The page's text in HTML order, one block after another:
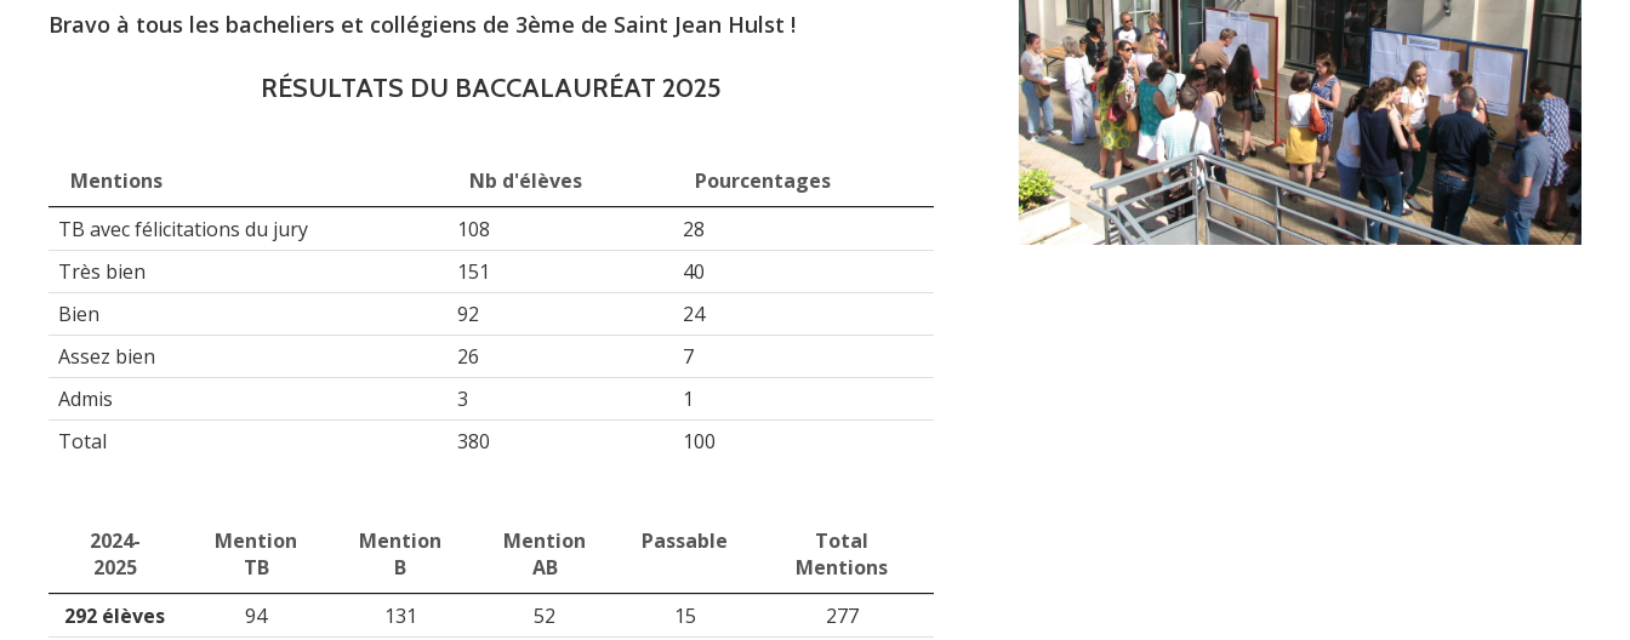
Bravo à tous les bacheliers et collégiens de 3ème de Saint Jean Hulst !
RÉSULTATS DU BACCALAURÉAT 2025
Mentions Nb d'élèves
Pourcentages
Mentions
Nb d'élèves Pourcentages
TB avec félicitations du jury 108
28
Très bien
151
40
Bien
92
24
Assez bien
26
7
Admis
3
1
Total
380 100
2024-
2025
Mention
TB
Mention
B
Mention
AB
Passable
Total
Mentions
292 élèves
94 131 52 15
277